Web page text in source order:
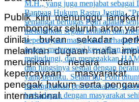
Publik kini menunggu
membongkar seluruh aktor
dinilai bukan sekadar
melainkan dugaan mafia
merugikan negara dan
kepercayaan masyarakat
penegak hukum serta
internasional.